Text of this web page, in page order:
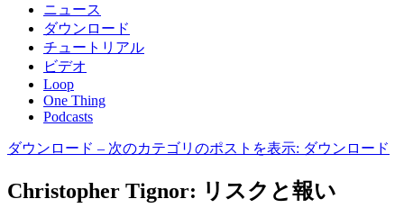
ニュース
ダウンロード
チュートリアル
ビデオ
Loop
One Thing
Podcasts
ダウンロード – 次のカテゴリのポストを表示: ダウンロード
Christopher Tignor: リスクと報い